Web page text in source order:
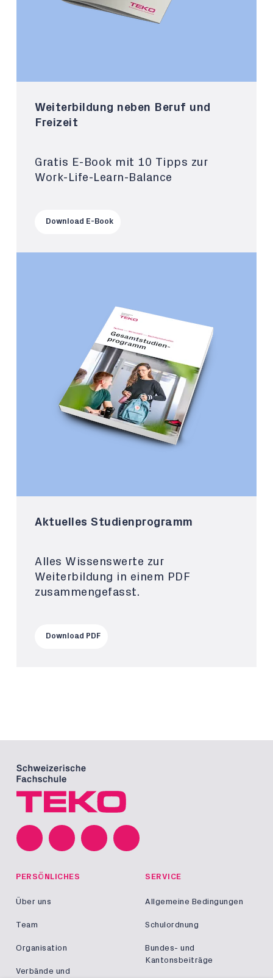
Weiterbildung neben Beruf und
Freizeit
Gratis E-Book mit 10 Tipps zur
Work-Life-Learn-Balance
Download E-Book
Aktuelles Studienprogramm
Alles Wissenswerte zur
Weiterbildung in einem PDF
zusammengefasst.
Download PDF
PERSÖNLICHES
Über uns
Team
Organisation
Verbände und
SERVICE
Allgemeine Bedingungen
Schulordnung
Bundes- und
Kantonsbeiträge